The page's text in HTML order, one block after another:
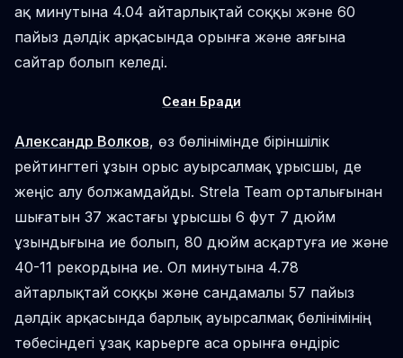
ақ минутына 4.04 айтарлықтай соққы және 60
пайыз дәлдік арқасында орынға және аяғына
сайтар болып келеді.
Сеан Бради
Александр Волков, өз бөлінімінде біріншілік
рейтингтегі ұзын орыс ауырсалмақ ұрысшы, де
жеңіс алу болжамдайды. Strela Team орталығынан
шығатын 37 жастағы ұрысшы 6 фут 7 дюйм
ұзындығына ие болып, 80 дюйм асқартуға ие және
40-11 рекордына ие. Ол минутына 4.78
айтарлықтай соққы және сандамалы 57 пайыз
дәлдік арқасында барлық ауырсалмақ бөлінімінің
төбесіндегі ұзақ карьерге аса орынға өндіріс